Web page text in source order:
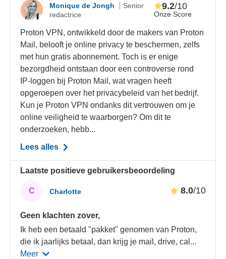
Monique de Jongh
Senior
redactrice
Onze Score
9.2/10
Proton VPN, ontwikkeld door de makers van Proton
Mail, belooft je online privacy te beschermen, zelfs
met hun gratis abonnement. Toch is er enige
bezorgdheid ontstaan door een controverse rond
IP-loggen bij Proton Mail, wat vragen heeft
opgeroepen over het privacybeleid van het bedrijf.
Kun je Proton VPN ondanks dit vertrouwen om je
online veiligheid te waarborgen? Om dit te
onderzoeken, hebb...
Lees alles
Laatste positieve gebruikersbeoordeling
C Charlotte 8.0/10
Geen klachten zover,
Ik heb een betaald "pakket" genomen van Proton,
die ik jaarlijks betaal, dan krijg je mail, drive, cal ...
Meer